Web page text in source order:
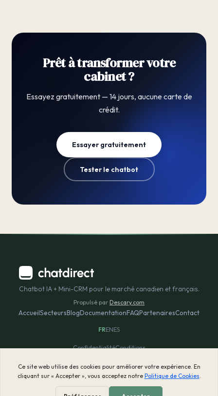
Prêt à transformer votre
cabinet ?
Essayez gratuitement — 14 jours, aucune carte de
crédit.
Essayer gratuitement
Tester le chatbot
Chatbot IA + Mini-CRM pour le marché canadien et français.
Propulsé par Descary.com
AccueilSecteursBlogDocumentationFAQPartenairesContact
FRENES
ConfidentialitéConditions
© 2026 ChatDirect.ca — Tous droits réservés.